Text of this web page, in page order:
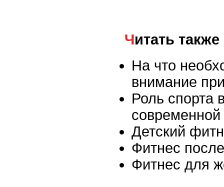
Читать также
На что
внимание
Роль спорта
Детский
Фитнес
Фитнес для